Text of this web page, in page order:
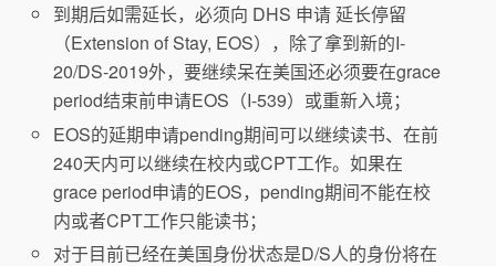
到期后如需延长，必须向 DHS 申请 延长停留
（Extension of Stay, EOS），除了拿到新的I-
20/DS-2019外，要继续呆在美国还必须要在grace
period结束前申请EOS（I-539）或重新入境；
EOS的延期申请pending期间可以继续读书、在前
240天内可以继续在校内或CPT工作。如果在
grace period申请的EOS，pending期间不能在校
内或者CPT工作只能读书；
对于目前已经在美国身份状态是D/S人的身份将在